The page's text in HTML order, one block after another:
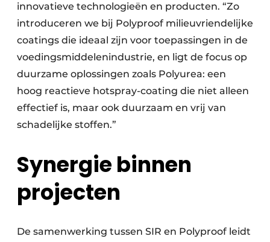
innovatieve technologieën en producten. “Zo
introduceren we bij Polyproof milieuvriendelijke
coatings die ideaal zijn voor toepassingen in de
voedingsmiddelenindustrie, en ligt de focus op
duurzame oplossingen zoals Polyurea: een
hoog reactieve hotspray-coating die niet alleen
effectief is, maar ook duurzaam en vrij van
schadelijke stoffen.”
Synergie binnen
projecten
De samenwerking tussen SIR en Polyproof leidt